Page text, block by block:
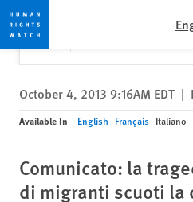
Skip
to
cookie
privacy
notice
Skip
to
main
content
Would you like to read
Yes
✕
October 4, 2013 9:16AM EDT |
Available In English Français Italiano
Comunicato: la
di migranti scuoti la